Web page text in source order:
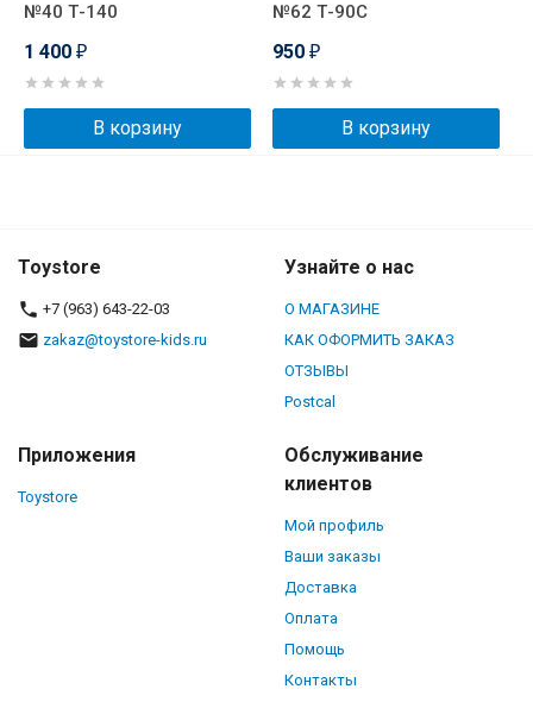
№40 Т-140
1 400 ₽
В корзину
№62 Т-90С
950 ₽
В корзину
Toystore
+7 (963) 643-22-03
zakaz@toystore-kids.ru
Узнайте о нас
О МАГАЗИНЕ
КАК ОФОРМИТЬ ЗАКАЗ
ОТЗЫВЫ
Postcal
Приложения
Toystore
Обслуживание
клиентов
Мой профиль
Ваши заказы
Доставка
Оплата
Помощь
Контакты